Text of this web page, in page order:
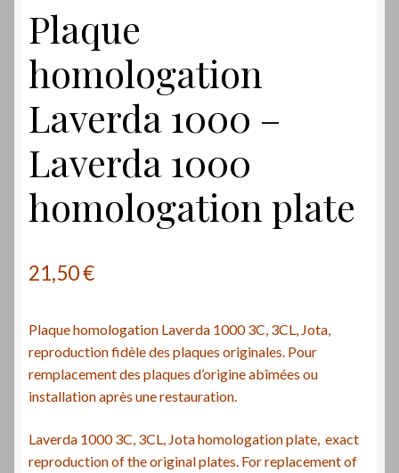
Plaque
homologation
Laverda 1000 –
Laverda 1000
homologation plate
21,50€
Plaque homologation Laverda 1000 3C, 3CL, Jota,
reproduction fidèle des plaques originales. Pour
remplacement des plaques d’origine abîmées ou
installation après une restauration.
Laverda 1000 3C, 3CL, Jota homologation plate, exact
reproduction of the original plates. For replacement of